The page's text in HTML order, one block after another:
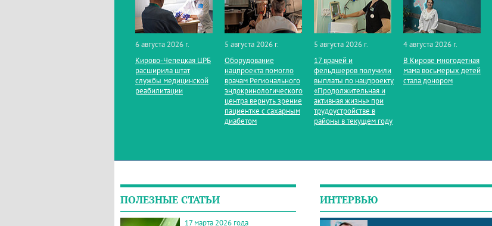
6 августа 2026 г.
Кирово‑Чепецкая ЦРБ
расширила штат
службы медицинской
реабилитации
5 августа 2026 г.
Оборудование
нацпроекта помогло
врачам Регионального
эндокринологического
центра вернуть зрение
пациентке с сахарным
диабетом
5 августа 2026 г.
17 врачей и
фельдшеров получили
выплаты по нацпроекту
«Продолжительная и
активная жизнь» при
трудоустройстве в
районы в текущем году
4 августа 2026 г.
В Кирове многодетная
мама восьмерых детей
стала донором
ПОЛЕЗНЫЕ СТАТЬИ
17 марта 2026 года
ИНТЕРВЬЮ